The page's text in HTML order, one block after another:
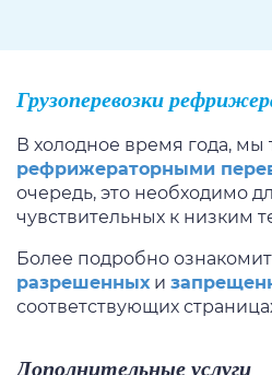
Грузоперевозки
В холодное время года, мы
рефрижераторными
очередь, это необходимо
чувствительных к низким
Более подробно
разрешенныхи
соответствующих
Дополнительные услуги